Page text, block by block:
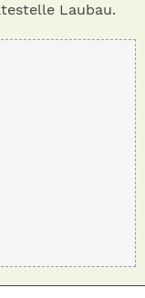
Laubau.